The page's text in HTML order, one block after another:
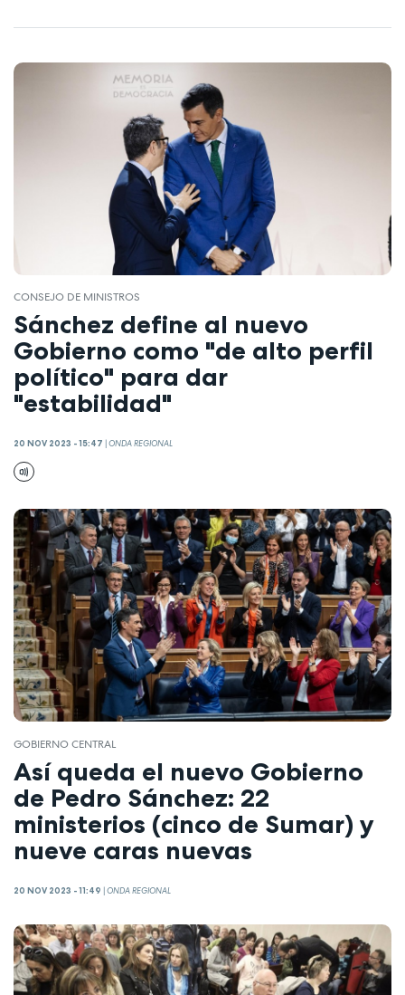
CONSEJO DE MINISTROS
Sánchez define al nuevo
Gobierno como "de alto perfil
político" para dar
"estabilidad"
20 NOV 2023 - 15:47 |ONDA REGIONAL
GOBIERNO CENTRAL
Así queda el nuevo Gobierno
de Pedro Sánchez: 22
ministerios (cinco de Sumar) y
nueve caras nuevas
20 NOV 2023 - 11:49 |ONDA REGIONAL